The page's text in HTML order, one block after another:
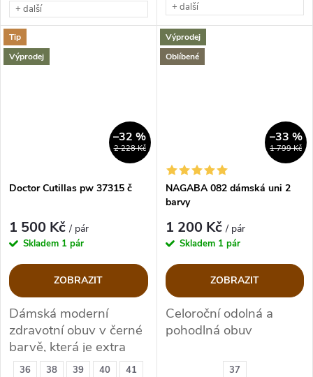
+ další
+ další
Tip
Výprodej
2 228 Kč
–32 %
36 38 39 40
41
Doctor Cutillas pw 37315 č
1 500 Kč/ pár
Skladem 1 pár
ZOBRAZIT
Dámská moderní
zdravotní obuv v černé
barvě, která je extra
lehounká.
Výprodej
Oblíbené
1 799 Kč
–33 %
37
NAGABA 082 dámská uni 2
barvy
1 200 Kč/ pár
Skladem 1 pár
ZOBRAZIT
Celoroční odolná a
pohodlná obuv